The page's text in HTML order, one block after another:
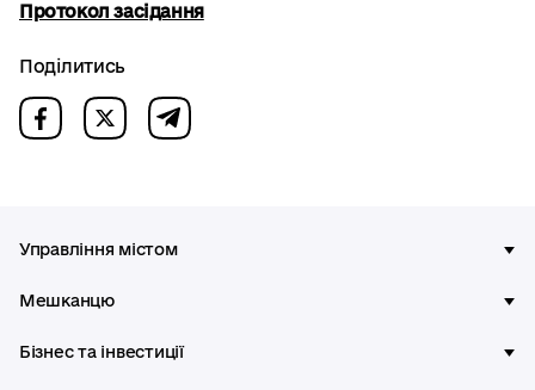
Протокол засідання
Поділитись
Управління містом
Мешканцю
Бізнес та інвестиції